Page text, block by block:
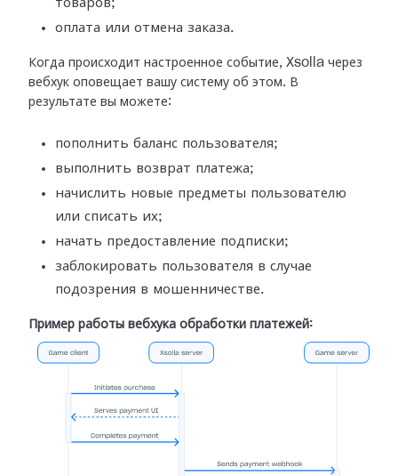
товаров;
оплата или отмена заказа.
Когда происходит настроенное событие, Xsolla через
вебхук оповещает вашу систему об этом. В
результате вы можете:
пополнить баланс пользователя;
выполнить возврат платежа;
начислить новые предметы пользователю
или списать их;
начать предоставление подписки;
заблокировать пользователя в случае
подозрения в мошенничестве.
Пример работы вебхука обработки платежей: